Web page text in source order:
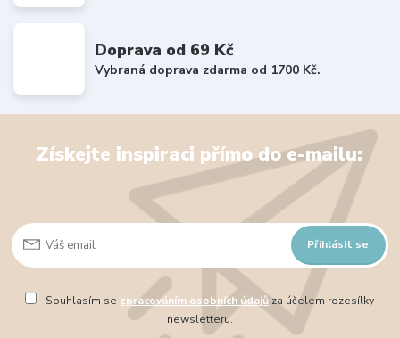
Doprava od 69 Kč
Vybraná doprava zdarma od 1700 Kč.
Získejte inspiraci přímo do e-mailu:
Přihlásit se
Souhlasím se zpracováním osobních údajůza účelem rozesílky
newsletteru.